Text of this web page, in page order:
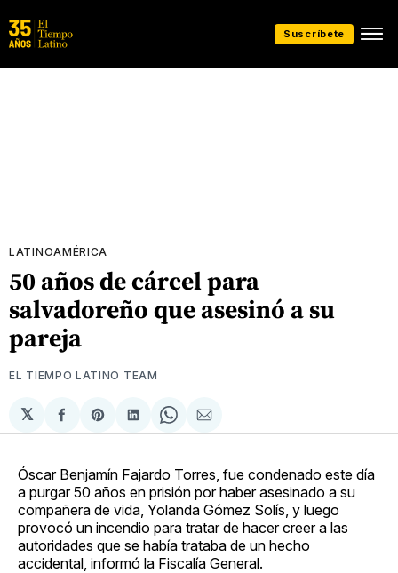
Suscríbete
LATINOAMÉRICA
50 años de cárcel para
salvadoreño que asesinó a su
pareja
EL TIEMPO LATINO TEAM
𝕏
Compartir
en
Share
on
Compartir
en
Share
on
Compartir
via
Óscar Benjamín Fajardo Torres, fue condenado este día
a purgar 50 años en prisión por haber asesinado a su
compañera de vida, Yolanda Gómez Solís, y luego
provocó un incendio para tratar de hacer creer a las
autoridades que se había trataba de un hecho
accidental, informó la Fiscalía General.